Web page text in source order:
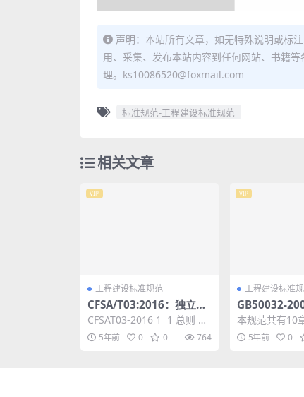
声明：本站所有文章，如无特殊说明或标
用、采集、发布本站内容到任何网站、书籍
理。ks10086520@foxmail.com
标准规范-工程建设标准规范
相关文章
VIP
工程建设标准规范
CFSA/T03:2016：独立支
撑应用技术规程
CFSAT03-2016 1 1 总则 7
2 术语和符号 8 2.1 术...
5年前 0 0 764
VIP
工程建设标准
GB50032-
水排水和燃气
震设计规范
本规范共有10
录，内容包括
号、抗震设计
5年前 0